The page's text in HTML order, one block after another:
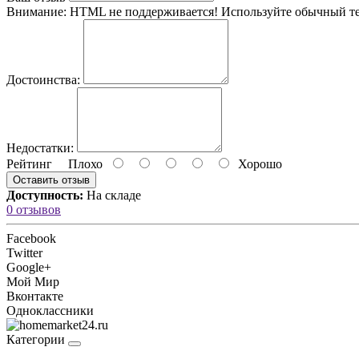
Внимание: HTML не поддерживается! Используйте обычный
Достоинства:
Недостатки:
Рейтинг Плохо Хорошо
Оставить отзыв
Доступность: На складе
0 отзывов
Facebook
Twitter
Google+
Мой Мир
Вконтакте
Одноклассники
Категории